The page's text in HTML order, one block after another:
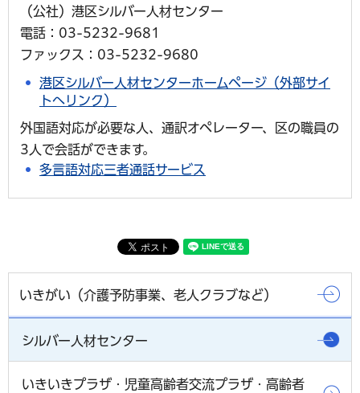
（公社）港区シルバー人材センター
電話：03-5232-9681
ファックス：03-5232-9680
港区シルバー人材センターホームページ（外部サイ
トへリンク）
外国語対応が必要な人、通訳オペレーター、区の職員の
3人で会話ができます。
多言語対応三者通話サービス
いきがい（介護予防事業、老人クラブなど）
シルバー人材センター
いきいきプラザ・児童高齢者交流プラザ・高齢者